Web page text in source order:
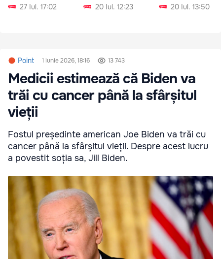
27 Iul. 17:02
20 Iul. 12:23
20 Iul. 13:50
Point 1 iunie 2026, 18:16 13 743
Medicii estimează că Biden va
trăi cu cancer până la sfârșitul
vieții
Fostul președinte american Joe Biden va trăi cu
cancer până la sfârșitul vieții. Despre acest lucru
a povestit soția sa, Jill Biden.